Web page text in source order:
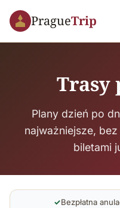
PragueTrip
Trasy
Plany dzień po
najważniejsze,
biletami
✓Bezpłatna